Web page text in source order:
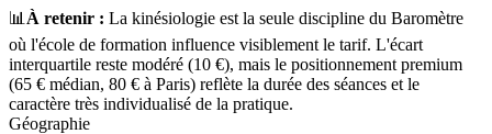
📊 À retenir : La kinésiologie est la seule discipline du Baromètre
où l'école de formation influence visiblement le tarif. L'écart
interquartile reste modéré (10 €), mais le positionnement premium
(65 € médian, 80 € à Paris) reflète la durée des séances et le
caractère très individualisé de la pratique.
Géographie